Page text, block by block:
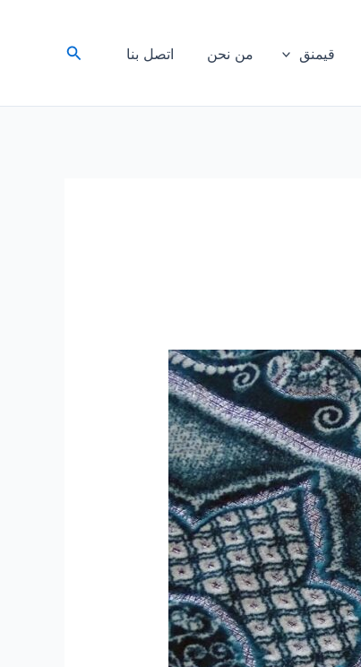
قيمنق من نحن اتصل بنا البحث